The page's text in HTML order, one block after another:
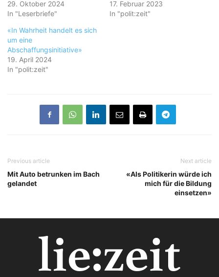
29. Oktober 2024
In "Leserbriefe"
17. Februar 2023
In "polit:zeit"
«In Wahrheit handelt es sich
um eine
Abschaffungsinitiative»
19. April 2024
In "polit:zeit"
Previous article
Mit Auto betrunken im Bach
gelandet
Next article
«Als Politikerin würde ich
mich für die Bildung
einsetzen»